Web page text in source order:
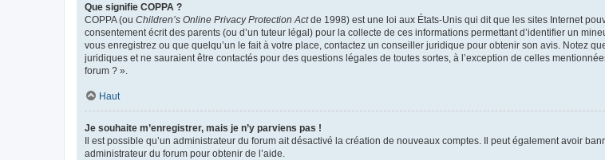
Que signifie COPPA ?
COPPA (ou Children’s Online Privacy Protection Actde 1998) est une loi aux États-Unis qui dit que les sites Internet
consentement écrit des parents (ou d’un tuteur légal) pour la collecte de ces informations permettant d’identifier un
vous enregistrez ou que quelqu’un le fait à votre place, contactez un conseiller juridique pour obtenir son avis. Notez
juridiques et ne sauraient être contactés pour des questions légales de toutes sortes, à l’exception de celles
forum ? ».
Haut
Je souhaite m’enregistrer, mais je n’y parviens pas !
Il est possible qu’un administrateur du forum ait désactivé la création de nouveaux comptes. Il peut également avoir
administrateur du forum pour obtenir de l’aide.